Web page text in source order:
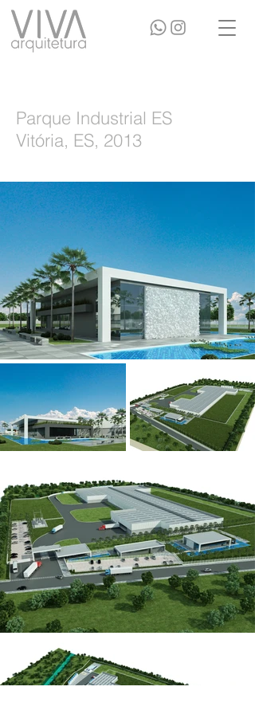
Parque Industrial ES
Vitória, ES, 2013